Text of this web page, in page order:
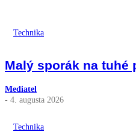
Technika
Malý sporák na tuhé
Mediatel
- 4. augusta 2026
Technika